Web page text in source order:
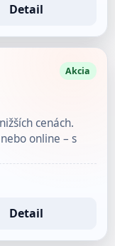
Detail
Akcia
cenách.
online – s
Detail